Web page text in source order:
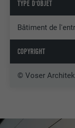
TYPE D'OBJET
Bâtiment de
COPYRIGHT
© Voser